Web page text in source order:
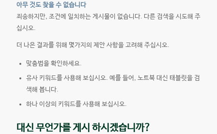
아무 것도 찾을 수 없습니다
죄송하지만, 조건에 일치하는 게시물이 없습니다. 다른 검색을 시도해 주
십시오.
더 나은 결과를 위해 몇가지의 제안 사항을 고려해 주십시오.
맞춤법을 확인하세요.
유사 키워드를 사용해 보십시오. 예를 들어, 노트북 대신 태블릿을 검
색해 봅니다.
하나 이상의 키워드를 사용해 보십시오.
대신 무언가를 게시 하시겠습니까?